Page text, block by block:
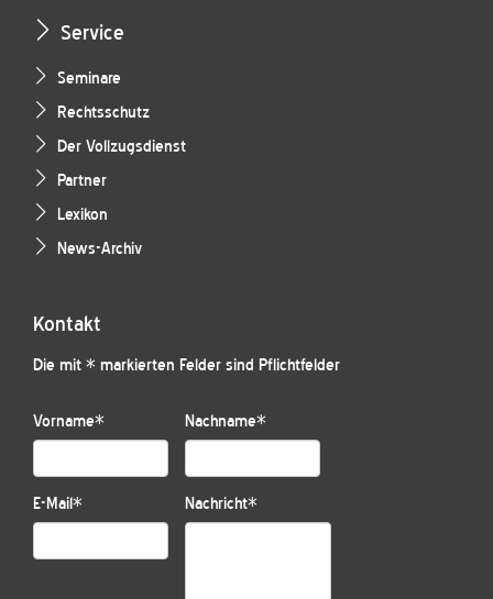
Service
Seminare
Rechtsschutz
Der Vollzugsdienst
Partner
Lexikon
News-Archiv
Kontakt
Die mit * markierten Felder sind Pflichtfelder
Vorname* Nachname*
E-Mail* Nachricht*